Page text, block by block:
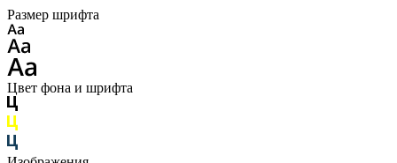
Размер шрифта
Цвет фона и шрифта